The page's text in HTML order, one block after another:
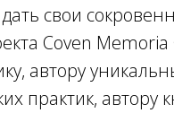
свои
Coven Memoria
автору
практик, автору